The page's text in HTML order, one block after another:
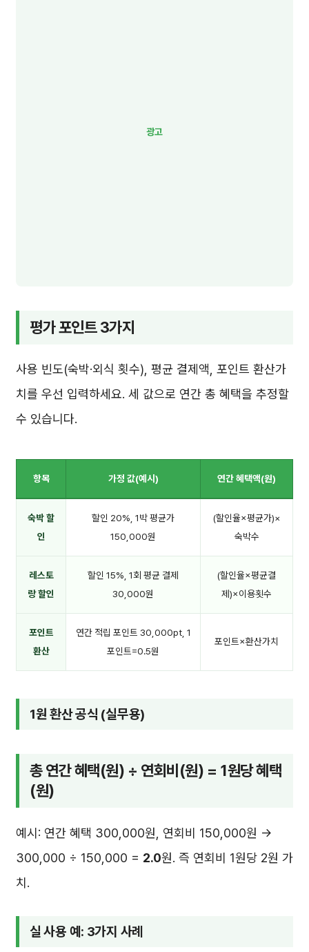
평가 포인트 3가지
사용 빈도(숙박·외식 횟수), 평균 결제액, 포인트 환산가
치를 우선 입력하세요. 세 값으로 연간 총 혜택을 추정할
수 있습니다.
항목 가정 값(예시) 연간 혜택액(원)
숙박 할
인
할인 20%, 1박 평균가
150,000원
(할인율×평균가)×
숙박수
레스토
랑 할인
할인 15%, 1회 평균 결제
30,000원
(할인율×평균결
제)×이용횟수
포인트
환산
연간 적립 포인트 30,000pt, 1
포인트=0.5원
포인트×환산가치
1원 환산 공식 (실무용)
총 연간 혜택(원) ÷ 연회비(원) = 1원당 혜택
(원)
예시: 연간 혜택 300,000원, 연회비 150,000원 →
300,000 ÷ 150,000 = 2.0원. 즉 연회비 1원당 2원 가
치.
실 사용 예: 3가지 사례